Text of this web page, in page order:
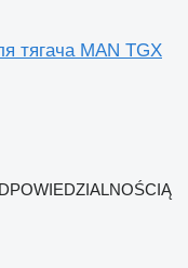
тягача MAN TGX